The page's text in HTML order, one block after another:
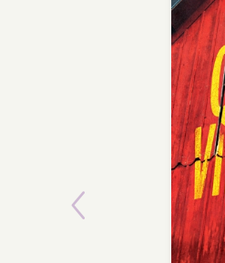
Previous